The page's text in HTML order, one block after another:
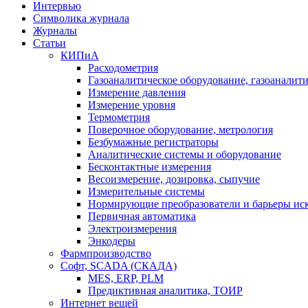
Интервью
Символика журнала
Журналы
Статьи
КИПиА
Расходометрия
Газоаналитическое оборудование,
Измерение давления
Измерение уровня
Термометрия
Поверочное оборудование, метрология
Безбумажные регистраторы
Аналитические системы и оборудование
Бесконтактные измерения
Весоизмерение, дозировка, сыпучие
Измерительные системы
Нормирующие преобразователи и барьеры
Первичная автоматика
Электроизмерения
Энкодеры
Фармпроизводство
Софт, SCADA (СКАДА)
MES, ERP, PLM
Предиктивная аналитика, ТОИР
Интернет вещей